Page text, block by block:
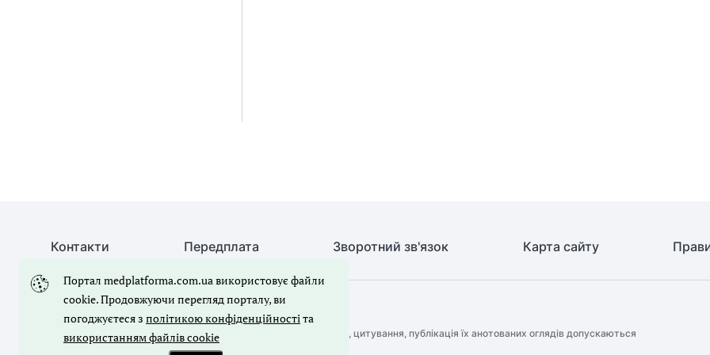
Контакти Передплата Зворотний зв'язок Карта сайту
© Медична справа, 2026. Усі права захищено
Повне або часткове копіювання будь-яких матеріалів порталу, цитування, публікація їх анотованих оглядів допускаються
лише з письмового дозволу редакції порталу.
Портал medplatforma.com.ua використовує файли
cookie. Продовжуючи перегляд порталу, ви
погоджуєтеся з політикою конфіденційностіта
використанням файлів cookie